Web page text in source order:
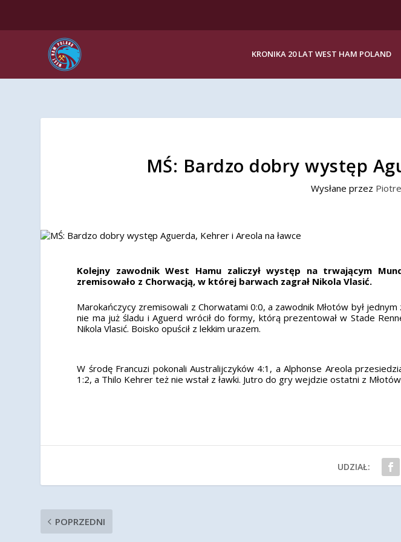
KRONIKA 20 LAT WEST HAM POLAND
MŚ: Bardzo dobry występ
Wysłane przez
Kolejny zawodnik West Hamu zaliczył występ na trwającym
zremisowało z Chorwacją, w której barwach zagrał Nikola Vlasić.
Marokańczycy zremisowali z Chorwatami 0:0, a zawodnik Młotów był
nie ma już śladu i Aguerd wrócił do formy, którą prezentował w Stade
Nikola Vlasić. Boisko opuścił z lekkim urazem.
W środę Francuzi pokonali Australijczyków 4:1, a Alphonse Areola
1:2, a Thilo Kehrer też nie wstał z ławki. Jutro do gry wejdzie ostatni z
UDZIAŁ:
POPRZEDNI